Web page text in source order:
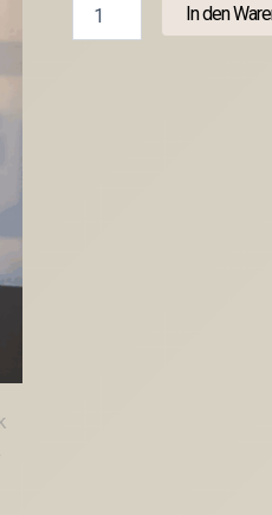
In den